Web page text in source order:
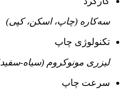
سه‌کاره (چاپ، اسکن، کپی)
تکنولوژی چاپ
لیزری مونوکروم
سرعت چاپ